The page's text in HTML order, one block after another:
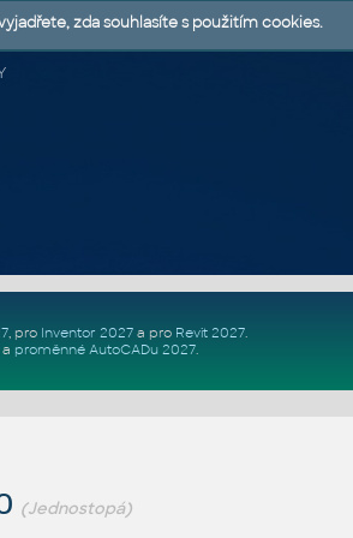
, pro Inventor 2027a pro Revit 2027.
proměnné AutoCADu 2027.
(Jednostopá)
zda souhlasíte s použitím cookies.